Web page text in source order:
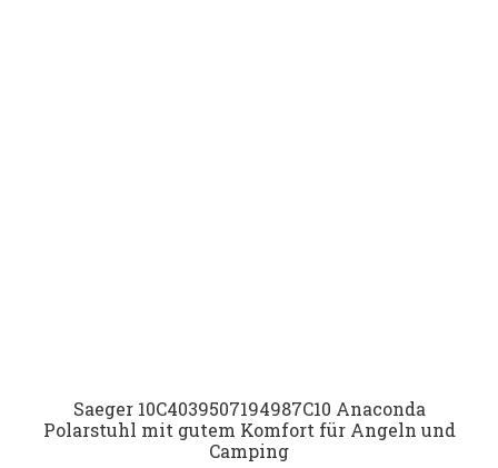
Saeger 10C4039507194987C10 Anaconda
Polarstuhl mit gutem Komfort für Angeln und
Camping